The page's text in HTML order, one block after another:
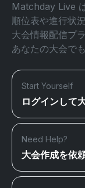
Matchday Live は
順位表や進行状
大会情報配信プ
あなたの大会で
Start Yourself
ログインして
Need Help?
大会作成を依